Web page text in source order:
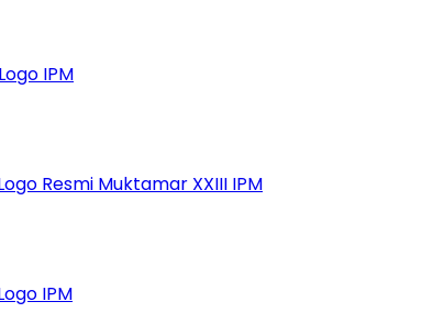
IPM
Resmi Muktamar XXIII IPM
IPM
Ikatan Pelajar
Ajak